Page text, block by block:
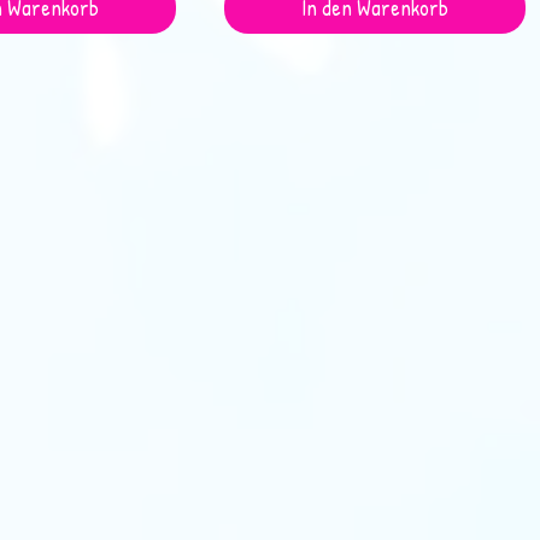
Warenkorb In den Warenkorb